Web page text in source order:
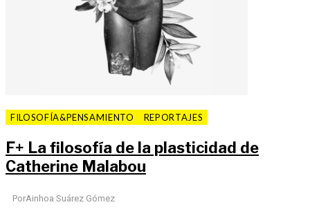
FILOSOFÍA&PENSAMIENTO REPORTAJES
F+ La filosofía de la plasticidad de
Catherine Malabou
PorAinhoa Suárez Gómez